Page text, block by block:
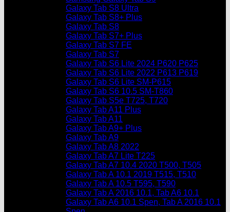
Galaxy Tab S8 Ultra
Galaxy Tab S8+ Plus
Galaxy Tab S8
Galaxy Tab S7+ Plus
Galaxy Tab S7 FE
Galaxy Tab S7
Galaxy Tab S6 Lite 2024 P620 P625
Galaxy Tab S6 Lite 2022 P613 P619
Galaxy Tab S6 Lite SM-P615
Galaxy Tab S6 10.5 SM-T860
Galaxy Tab S5e T725, T720
Galaxy Tab A11 Plus
Galaxy Tab A11
Galaxy Tab A9+ Plus
Galaxy Tab A9
Galaxy Tab A8 2022
Galaxy Tab A7 Lite T225
Galaxy Tab A7 10.4 2020 T500, T505
Galaxy Tab A 10.1 2019 T515, T510
Galaxy Tab A 10.5 T595, T590
Galaxy Tab A 2016 10.1, Tab A6 10.1
Galaxy Tab A6 10.1 Spen, Tab A 2016 10.1